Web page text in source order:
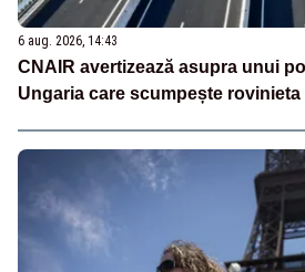
6 aug. 2026, 14:43
CNAIR avertizează asupra unui
Ungaria care scumpește rovinieta